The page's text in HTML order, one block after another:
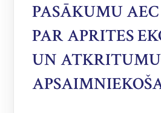
PASĀKUMU AEC
PAR APRITES
UN ATKRITUMU